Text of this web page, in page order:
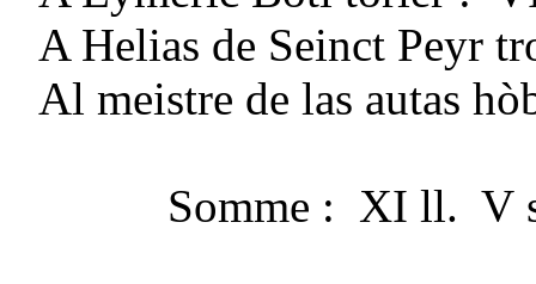
A Helias de Seinct Peyr
Al meistre de las autas
Somme : XI ll. V